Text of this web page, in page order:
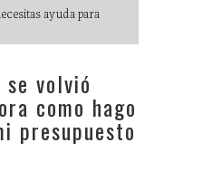
ayuda para
se volvió
como hago
presupuesto